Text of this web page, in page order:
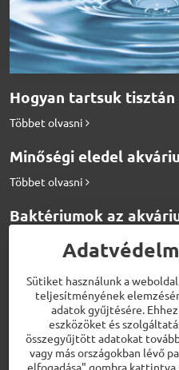
Hogyan tartsuk
Többet olvasni
Minőségi eledel
Többet olvasni
Baktériumok az
Hogyan etessük a
Többet olvasni
Biotermékek a
Többet olvasni
Sütiket használunk a
teljesítményének
adatok gyűjtésére.
eszközöket és
összegyűjtött adatokat
vagy más országokban lévő
elfogadása" gombra